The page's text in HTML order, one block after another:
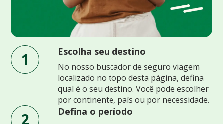
1 Escolha seu destino
No nosso buscador de seguro viagem
localizado no topo desta página, defina
qual é o seu destino. Você pode escolher
por continente, país ou por necessidade.
2 Defina o período